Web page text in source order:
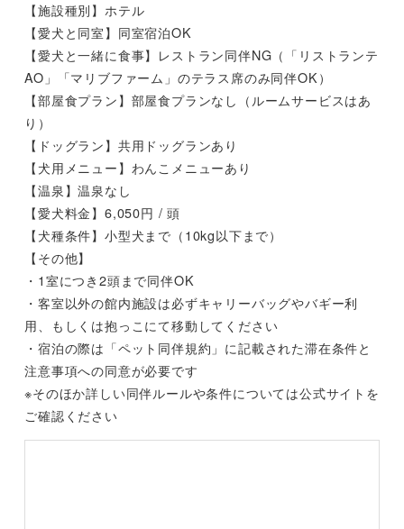
【施設種別】ホテル
【愛犬と同室】同室宿泊OK
【愛犬と一緒に食事】レストラン同伴NG（「リストランテ
AO」「マリブファーム」のテラス席のみ同伴OK）
【部屋食プラン】部屋食プランなし（ルームサービスはあ
り）
【ドッグラン】共用ドッグランあり
【犬用メニュー】わんこメニューあり
【温泉】温泉なし
【愛犬料金】6,050円 / 頭
【犬種条件】小型犬まで（10kg以下まで）
【その他】
・1室につき2頭まで同伴OK
・客室以外の館内施設は必ずキャリーバッグやバギー利
用、もしくは抱っこにて移動してください
・宿泊の際は「ペット同伴規約」に記載された滞在条件と
注意事項への同意が必要です
※そのほか詳しい同伴ルールや条件については公式サイトを
ご確認ください